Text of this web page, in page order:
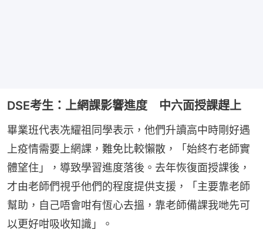
DSE考生：上網課影響進度 中六面授課趕上
畢業班代表冼耀祖同學表示，他們升讀高中時剛好遇
上疫情需要上網課，難免比較懶散，「始終冇老師實
體望住」，導致學習進度落後。去年恢復面授課後，
才由老師們視乎他們的程度提供支援，「主要靠老師
幫助，自己唔會咁有恆心去搵，靠老師備課我哋先可
以更好咁吸收知識」。